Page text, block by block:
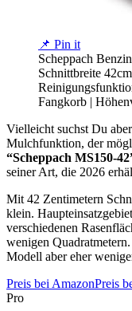
📌 Pin it
Scheppach
Schnittbreite
Fangkorb |
Vielleicht suchst Du
Mulchfunktion, der
“Scheppach MS150-
seiner Art, die 2026
Mit 42 Zentimetern
klein.
verschiedenen
wenigen
Modell aber eher
Preis bei AmazonPreis
Pro